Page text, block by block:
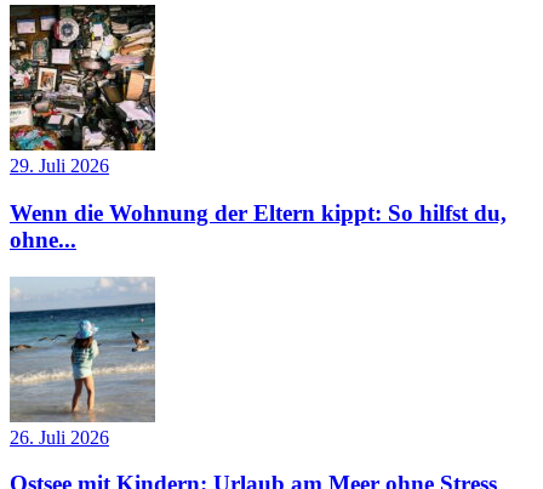
29. Juli 2026
Wenn die Wohnung der Eltern kippt: So hilfst du,
ohne...
26. Juli 2026